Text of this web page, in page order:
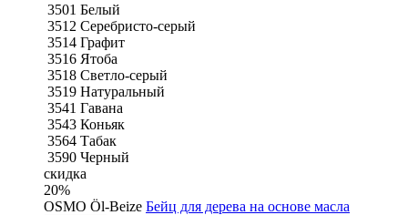
3501 Белый
3512 Серебристо-серый
3514 Графит
3516 Ятоба
3518 Светло-серый
3519 Натуральный
3541 Гавана
3543 Коньяк
3564 Табак
3590 Черный
скидка
20%
OSMO Öl-Beize Бейц для дерева на основе масла